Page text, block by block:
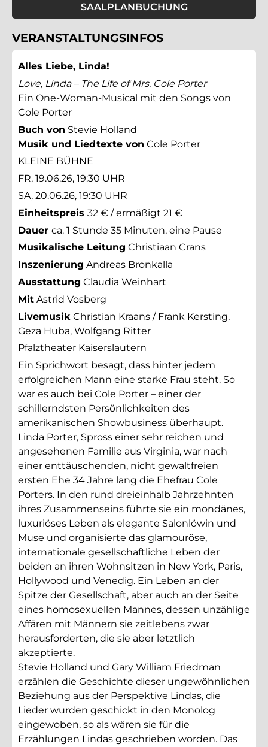
SAALPLANBUCHUNG
VERANSTALTUNGSINFOS
Alles Liebe, Linda!
Love, Linda – The Life of Mrs. Cole Porter
Ein One-Woman-Musical mit den Songs von
Cole Porter
Buch von Stevie Holland
Musik und Liedtexte von Cole Porter
KLEINE BÜHNE
FR, 19.06.26, 19:30 UHR
SA, 20.06.26, 19:30 UHR
Einheitspreis 32 € / ermäßigt 21 €
Dauer ca. 1 Stunde 35 Minuten, eine Pause
Musikalische Leitung Christiaan Crans
Inszenierung Andreas Bronkalla
Ausstattung Claudia Weinhart
Mit Astrid Vosberg
Livemusik Christian Kraans / Frank Kersting,
Geza Huba, Wolfgang Ritter
Pfalztheater Kaiserslautern
Ein Sprichwort besagt, dass hinter jedem
erfolgreichen Mann eine starke Frau steht. So
war es auch bei Cole Porter – einer der
schillerndsten Persönlichkeiten des
amerikanischen Showbusiness überhaupt.
Linda Porter, Spross einer sehr reichen und
angesehenen Familie aus Virginia, war nach
einer enttäuschenden, nicht gewaltfreien
ersten Ehe 34 Jahre lang die Ehefrau Cole
Porters. In den rund dreieinhalb Jahrzehnten
ihres Zusammenseins führte sie ein mondänes,
luxuriöses Leben als elegante Salonlöwin und
Muse und organisierte das glamouröse,
internationale gesellschaftliche Leben der
beiden an ihren Wohnsitzen in New York, Paris,
Hollywood und Venedig. Ein Leben an der
Spitze der Gesellschaft, aber auch an der Seite
eines homosexuellen Mannes, dessen unzählige
Affären mit Männern sie zeitlebens zwar
herausforderten, die sie aber letztlich
akzeptierte.
Stevie Holland und Gary William Friedman
erzählen die Geschichte dieser ungewöhnlichen
Beziehung aus der Perspektive Lindas, die
Lieder wurden geschickt in den Monolog
eingewoben, so als wären sie für die
Erzählungen Lindas geschrieben worden. Das